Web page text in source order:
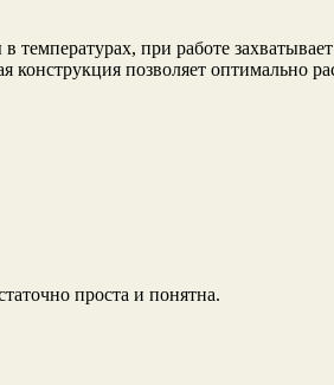
при работе
позволяет оптимально
проста и понятна.